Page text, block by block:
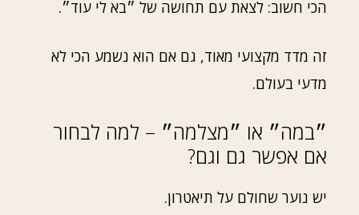
הכי חשוב: לצאת עם תחושה של ״בא לי עוד״.
זה מדד מקצועי מאוד, גם אם הוא נשמע הכי לא
מדעי בעולם.
״במה״ או ״מצלמה״ – למה לבחור
אם אפשר גם וגם?
יש נוער שחולם על תיאטרון.